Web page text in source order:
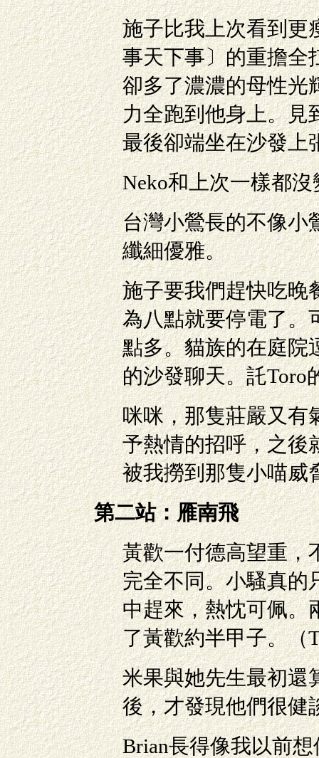
施子比我上次看到更
事天下事〕的重擔全
卻多了濃濃的母性光
力全跑到他身上。見
最後卻端坐在沙發上
Neko和上次一樣都
台灣小鶯長的不像小
纖細優雅。
施子要我們趕快吃晚
為八點就要停電了。
點多。貓族的在庭院
的沙發聊天。託Toro
咪咪，那隻莊嚴又有
予熱情的招呼，之後
被我撈到那隻小喵威
第二站：雁南飛
黃歡一付德高望重，
完全不同。小騷真的
中趕來，熱忱可佩。
了黃歡約半甲子。（
米果與她先生最初還
後，才發現他們很健
Brian長得像我以前